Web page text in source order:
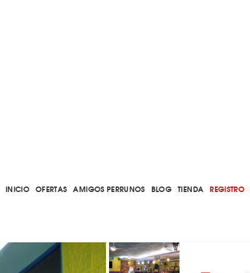
INICIO OFERTAS AMIGOS PERRUNOS BLOG TIENDA REGISTRO